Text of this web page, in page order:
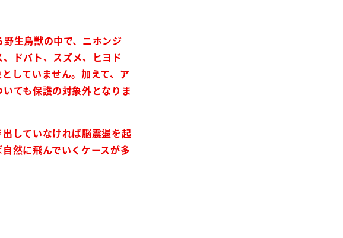
生鳥獣の中で、ニホンジ
ドバト、スズメ、ヒヨド
していません。加えて、ア
ても保護の対象外となりま
していなければ脳震盪を起
然に飛んでいくケースが多